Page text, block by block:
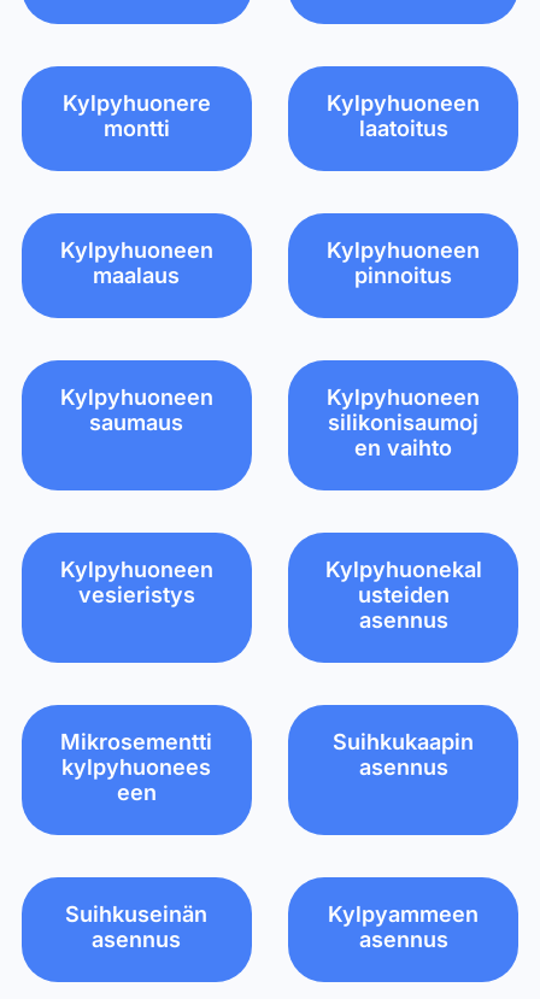
Kylpyhuonere
montti
Kylpyhuoneen
laatoitus
Kylpyhuoneen
maalaus
Kylpyhuoneen
pinnoitus
Kylpyhuoneen
saumaus
Kylpyhuoneen
silikonisaumoj
en vaihto
Kylpyhuoneen
vesieristys
Kylpyhuonekal
usteiden
asennus
Mikrosementti
kylpyhuonees
een
Suihkukaapin
asennus
Suihkuseinän
asennus
Kylpyammeen
asennus